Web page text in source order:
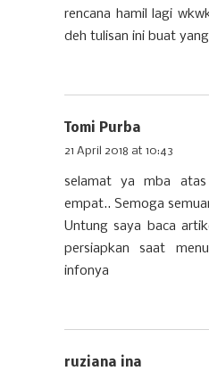
rencana hamil lagi
deh tulisan ini buat
Tomi Purba
21 April 2018 at 10:43
selamat ya mba atas
empat.. Semoga
Untung saya baca
persiapkan saat
infonya
ruziana ina